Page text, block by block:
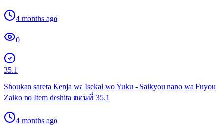
4 months ago
0
35.1
Shoukan sareta Kenja wa Isekai wo Yuku - Saikyou nano wa Fuyou
Zaiko no Item deshita ตอนที่ 35.1
4 months ago